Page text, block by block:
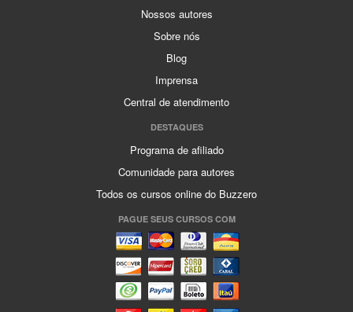
Nossos autores
Sobre nós
Blog
Imprensa
Central de atendimento
DESTAQUES
Programa de afiliado
Comunidade para autores
Todos os cursos online do Buzzero
PAGUE SEUS CURSOS COM